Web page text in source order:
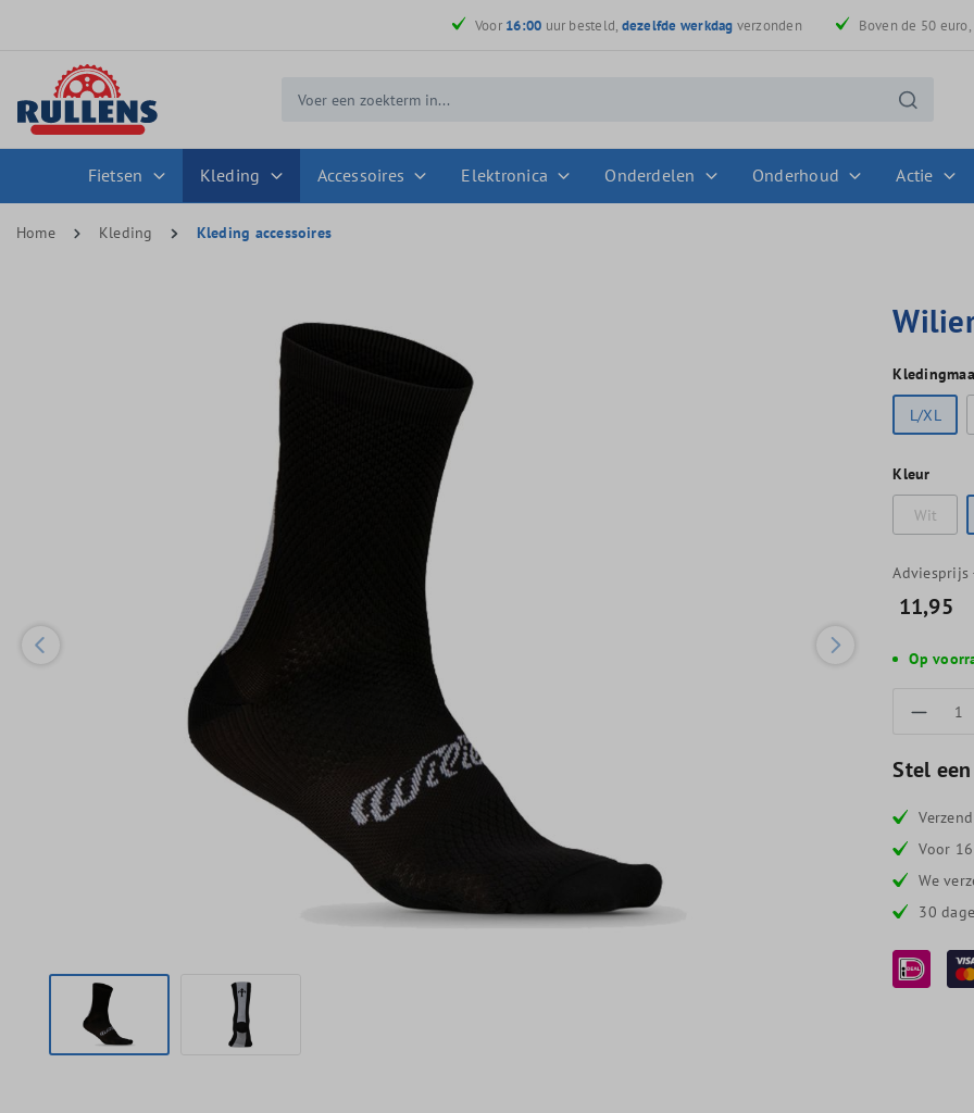
Voor 16:00 uur besteld, dezelfde werkdag verzonden Boven de 50 euro,
Fietsen Kleding Accessoires Elektronica Onderdelen Onderhoud Actie
Home Kleding Kleding accessoires
L/XL
Kleur
Wit
Adviesprijs
11,95
Op
Stel
Voor
We
30